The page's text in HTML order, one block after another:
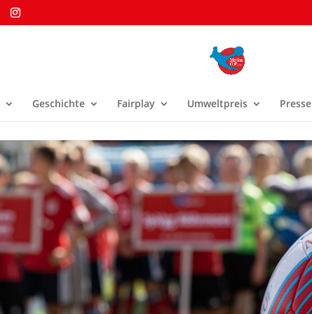
Geschichte Fairplay Umweltpreis Presse